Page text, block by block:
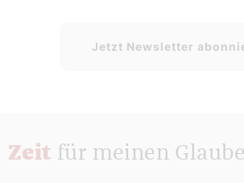
Jetzt Newsletter
Zeit für meinen